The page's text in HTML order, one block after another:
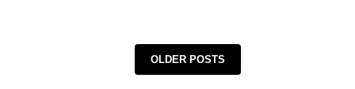
Posts navigationOLDER POSTS